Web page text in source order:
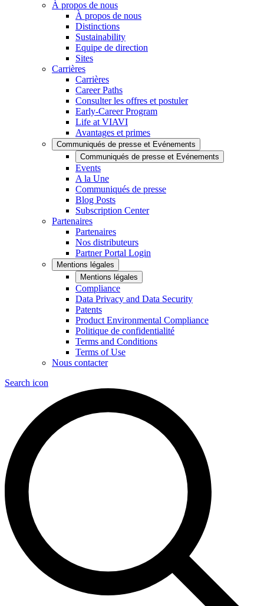
À propos de nous
À propos de nous
Distinctions
Sustainability
Equipe de direction
Sites
Carrières
Carrières
Career Paths
Consulter les offres et postuler
Early-Career Program
Life at VIAVI
Avantages et primes
Communiqués de presse et Evénements
Communiqués de presse et Evénements
Events
A la Une
Communiqués de presse
Blog Posts
Subscription Center
Partenaires
Partenaires
Nos distributeurs
Partner Portal Login
Mentions légales
Mentions légales
Compliance
Data Privacy and Data Security
Patents
Product Environmental Compliance
Politique de confidentialité
Terms and Conditions
Terms of Use
Nous contacter
Search icon